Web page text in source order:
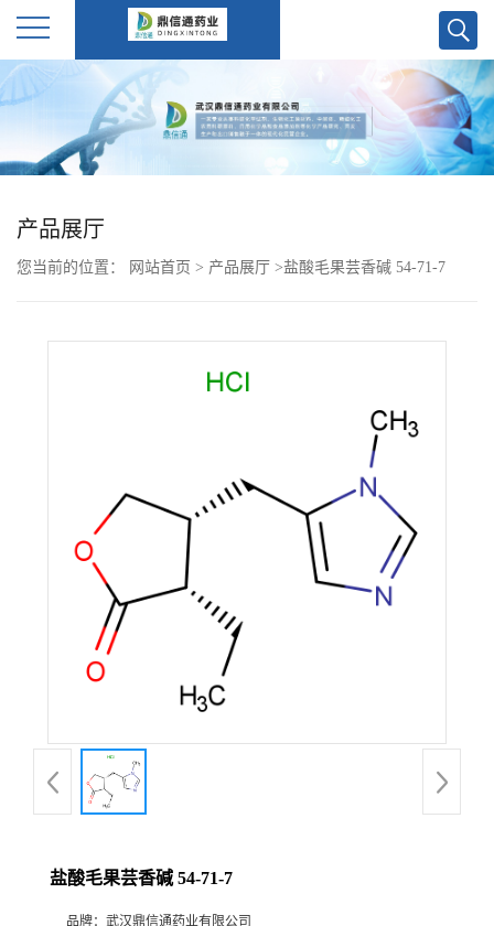
公
产
产品展厅
您当前的位置： 网站首页 > 产品展厅 >盐酸毛果芸香碱 54-71-7
盐酸毛果芸香碱 54-71-7
品牌： 武汉鼎信通药业有限公司